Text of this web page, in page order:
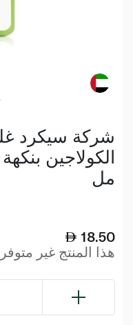
شركة سيكرد
مل
18.50
هذا المنتج غير متوفر